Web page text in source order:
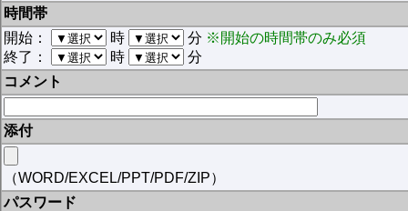
時間帯
開始：
時 分 ※開始の時間帯のみ必須
終了：
時
分
コメント
添付
（WORD/EXCEL/PPT/PDF/ZIP）
パスワード